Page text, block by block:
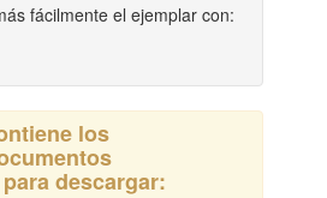
fácilmente el ejemplar con:
los
descargar: